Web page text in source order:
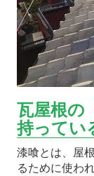
瓦屋根の
持ってい
漆喰とは、屋
るために使わ